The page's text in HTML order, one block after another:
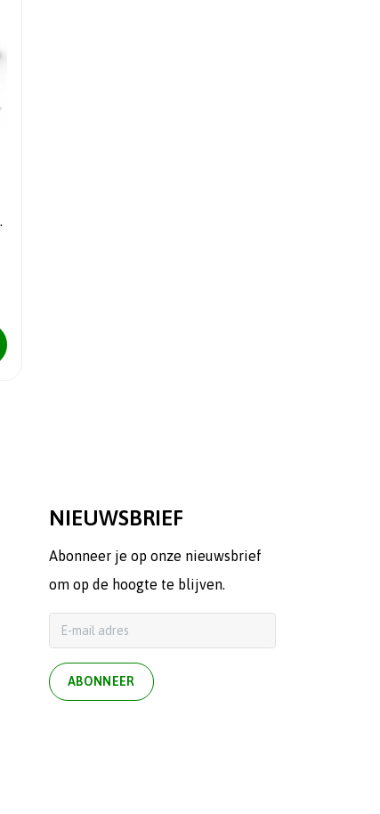
NIEUWSBRIEF
Abonneer je op onze nieuwsbrief
om op de hoogte te blijven.
ABONNEER